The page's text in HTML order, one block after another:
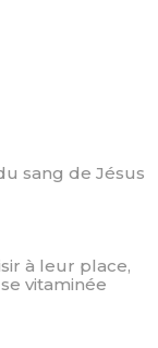
sang de Jésus
à leur place,
vitaminée